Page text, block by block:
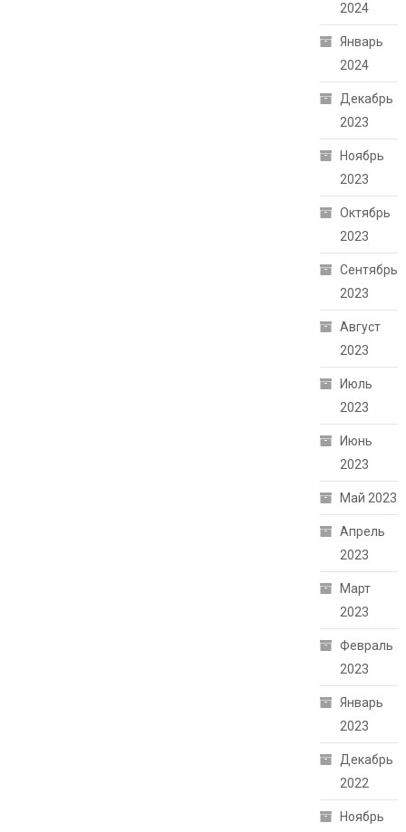
2024
Январь
2024
Декабрь
2023
Ноябрь
2023
Октябрь
2023
Сентябрь
2023
Август
2023
Июль
2023
Июнь
2023
Май 2023
Апрель
2023
Март
2023
Февраль
2023
Январь
2023
Декабрь
2022
Ноябрь